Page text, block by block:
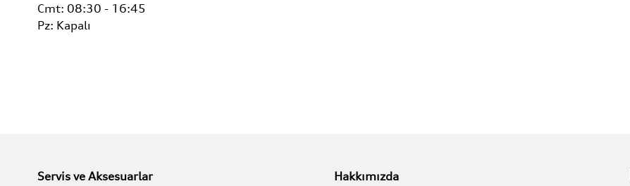
Cmt: 08:30 - 16:45
Pz: Kapalı
Servis ve Aksesuarlar
Hakkımızda